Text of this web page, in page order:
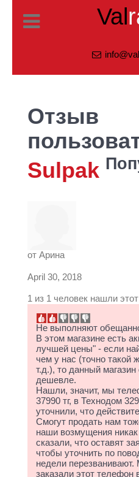
Val
Отзыв
Sulpak
от Арина
April 30, 2018
1 из 1 человек нашли
Не выполняют
В этом магазине есть
лучшей цены" - если
чем у нас (точно такой
т.д.), то данный
дешевле.
Нашли, значит, мы
37990 тг, в Технодом
уточнили, что
Смогут продать нам
наши возмущения никак
сказали, что оставят
чтобы уточнить по
недели
заказали этот телефон